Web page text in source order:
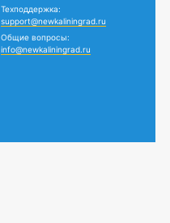
Техподдержка:
support@newkaliningrad.ru
Общие вопросы:
info@newkaliningrad.ru